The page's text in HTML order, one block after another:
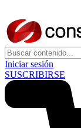
Iniciar sesión
SUSCRIBIRSE